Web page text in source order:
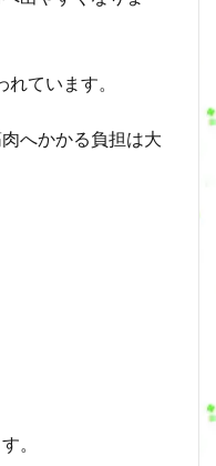
ています。
へかかる負担は大
。